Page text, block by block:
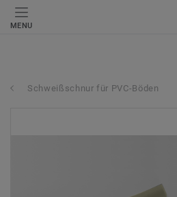
MENU
Schweißschnur für PVC-Böden